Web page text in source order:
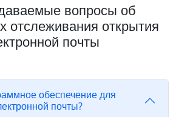
вопросы об
отслеживания открытия
почты
обеспечение для
почты?